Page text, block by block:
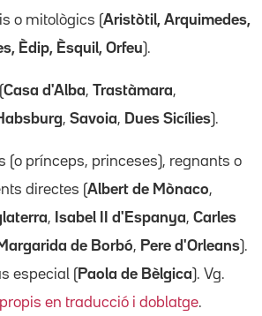
o mitològics (Aristòtil, Arquimedes,
Èdip, Èsquil, Orfeu).
Casa d'Alba, Trastàmara,
, Savoia, Dues Sicílies).
(o prínceps, princeses), regnants o
directes (Albert de Mònaco,
, Isabel II d'Espanya, Carles
de Borbó, Pere d'Orleans).
especial ( Paola de Bèlgica). Vg.
en traducció i doblatge.